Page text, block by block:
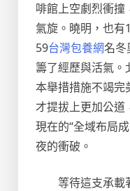
啡館上空劇烈衝
氣旋。曉明，也有
59台灣包養網名冬
籌了經歷與活氣。
本舉措措施不竭完
才提拔上更加公道
現在的“全域布局
夜的衝破。
等待這支承載